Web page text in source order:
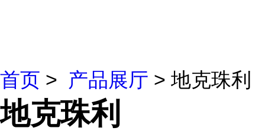
首页 > 产品展厅 > 地克珠利
地克珠利